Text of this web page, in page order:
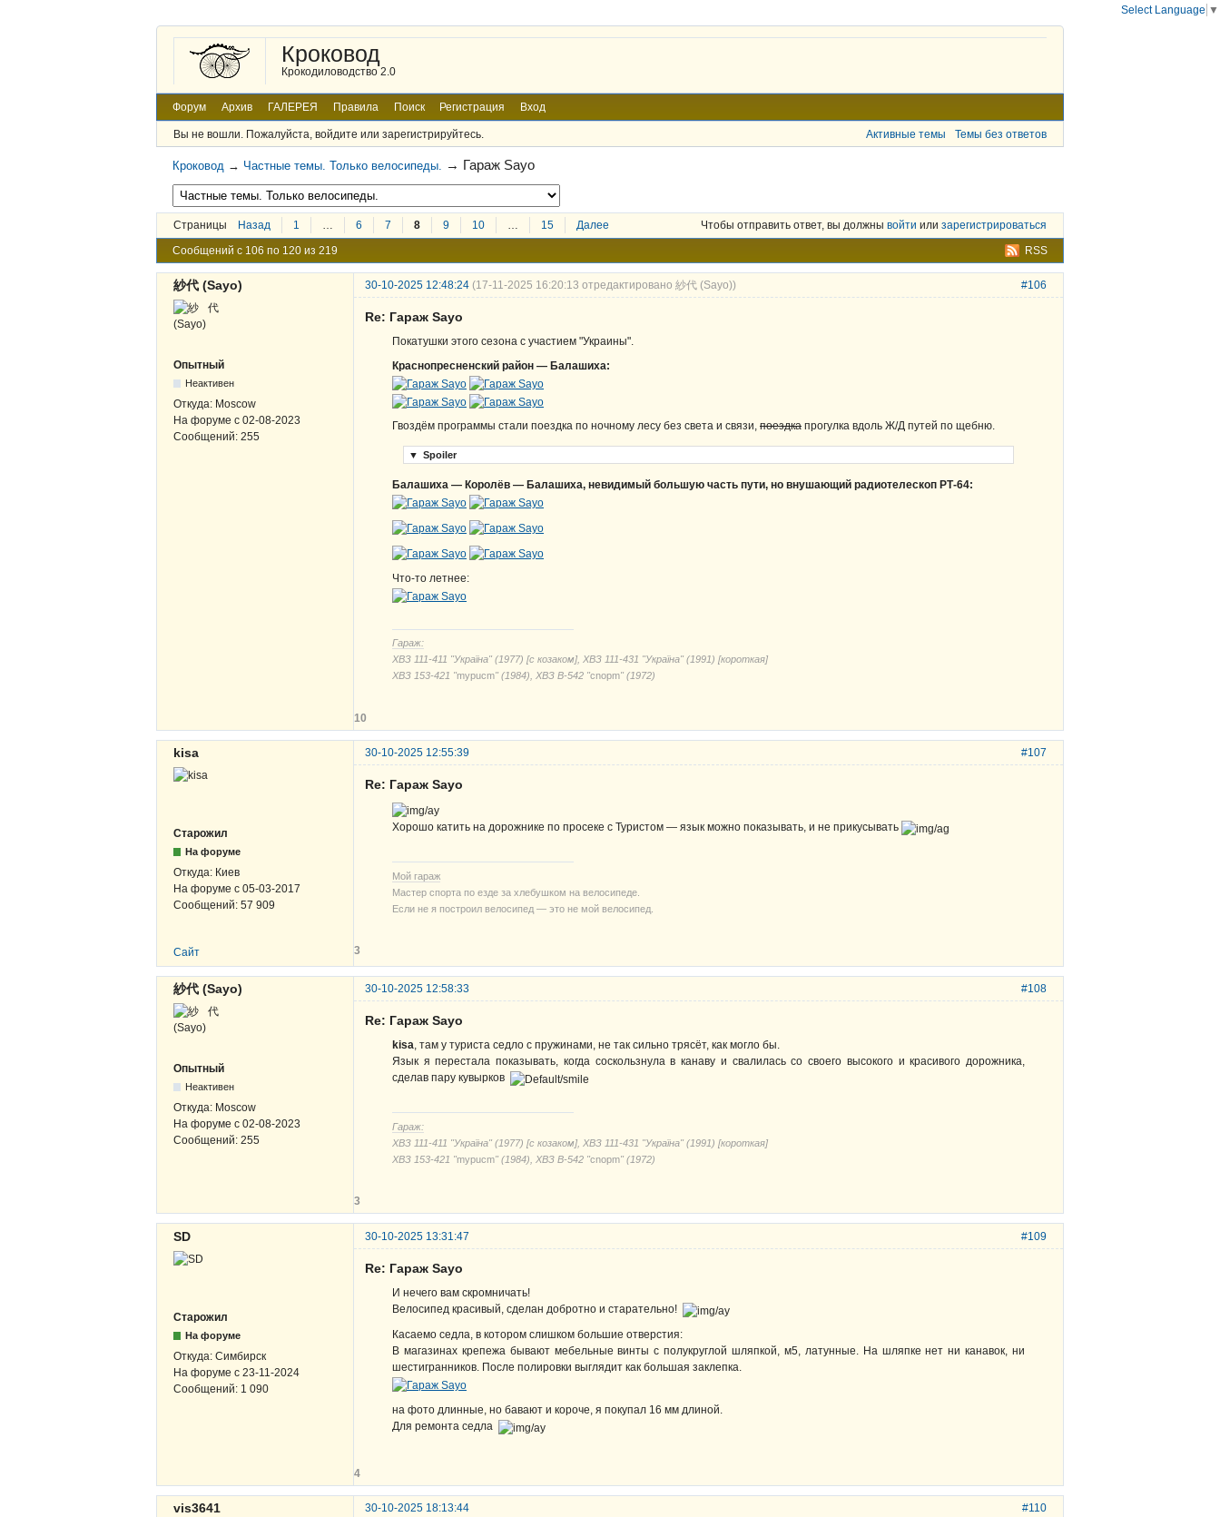
Кроковод
Крокодиловодство 2.0
Форум Архив ГАЛЕРЕЯ Правила Поиск Регистрация Вход
Вы не вошли. Пожалуйста, войдите или зарегистрируйтесь. Активные темы Темы без ответов
Кроковод → Частные темы. Только велосипеды. → Гараж Sayo
Страницы Назад 1 … 6 7 8 9 10 … 15 Далее Чтобы отправить ответ, вы должны войти или зарегистрироваться
RSS
Сообщений с 106 по 120 из 219
#106
紗代 (Sayo) 30-10-2025 12:48:24 (17-11-2025 16:20:13 отредактировано 紗代 (Sayo))
Опытный
Неактивен
Откуда: Moscow
На форуме с 02-08-2023
Сообщений: 255
Re: Гараж Sayo
Покатушки этого сезона с участием "Украины".
Краснопресненский район — Балашиха:
Гвоздём программы стали поездка по ночному лесу без света и связи, поездка прогулка вдоль Ж/Д путей по щебню.
▼ Spoiler
Балашиха — Королёв — Балашиха, невидимый большую часть пути, но внушающий радиотелескоп РТ-64:
Что-то летнее:
Гараж:
ХВЗ 111-411 "Україна" (1977) [с козаком], ХВЗ 111-431 "Україна" (1991) [короткая]
ХВЗ 153-421 "mypucm" (1984), ХВЗ В-542 "cnорm" (1972)
10
#107
kisa 30-10-2025 12:55:39
Старожил
На форуме
Откуда: Киев
На форуме с 05-03-2017
Сообщений: 57 909
Re: Гараж Sayo
Хорошо катить на дорожнике по просеке с Туристом — язык можно показывать, и не прикусывать
Мой гараж
Мастер спорта по езде за хлебушком на велосипеде.
Если не я построил велосипед — это не мой велосипед.
Сайт 3
#108
紗代 (Sayo) 30-10-2025 12:58:33
Опытный
Неактивен
Откуда: Moscow
На форуме с 02-08-2023
Сообщений: 255
Re: Гараж Sayo
kisa, там у туриста седло с пружинами, не так сильно трясёт, как могло бы.
Язык я перестала показывать, когда соскользнула в канаву и свалилась со своего высокого и красивого дорожника,
сделав пару кувырков
Гараж:
ХВЗ 111-411 "Україна" (1977) [с козаком], ХВЗ 111-431 "Україна" (1991) [короткая]
ХВЗ 153-421 "mypucm" (1984), ХВЗ В-542 "cnорm" (1972)
3
#109
SD 30-10-2025 13:31:47
Старожил
На форуме
Откуда: Симбирск
На форуме с 23-11-2024
Сообщений: 1 090
Re: Гараж Sayo
И нечего вам скромничать!
Велосипед красивый, сделан добротно и старательно!
Касаемо седла, в котором слишком большие отверстия:
В магазинах крепежа бывают мебельные винты с полукруглой шляпкой, м5, латунные. На шляпке нет ни канавок, ни
шестигранников. После полировки выглядит как большая заклепка.
на фото длинные, но бавают и короче, я покупал 16 мм длиной.
Для ремонта седла
4
#110
vis3641 30-10-2025 18:13:44
Select Language ▼